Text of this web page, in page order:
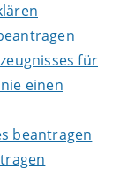
für
einen
beantragen